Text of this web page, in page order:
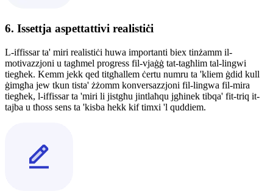
6. Issettja aspettattivi realistiċi
L-iffissar ta' miri realistiċi huwa importanti biex tinżamm il-
motivazzjoni u tagħmel progress fil-vjaġġ tat-tagħlim tal-lingwi
tiegħek. Kemm jekk qed titgħallem ċertu numru ta 'kliem ġdid kull
ġimgħa jew tkun tista' żżomm konversazzjoni fil-lingwa fil-mira
tiegħek, l-iffissar ta 'miri li jistgħu jintlaħqu jgħinek tibqa' fit-triq it-
tajba u tħoss sens ta 'kisba hekk kif timxi 'l quddiem.